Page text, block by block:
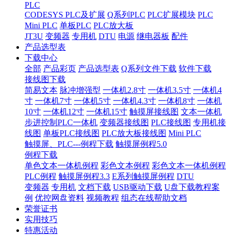
PLC
CODESYS PLC及扩展 Q系列PLC PLC扩展模块 PLC
Mini PLC 单板PLC PLC放大板
JT3U 变频器 专用机 DTU 电源 继电器板 配件
产品选型表
下载中心
全部 产品彩页 产品选型表 Q系列文件下载 软件下载
接线图下载
简易文本 脉冲增强型 一体机2.8寸 一体机3.5寸 一体机4
寸 一体机7寸 一体机5寸 一体机4.3寸 一体机8寸 一体机
10寸 一体机12寸 一体机15寸 触摸屏接线图 文本一体机
步进控制PLC一体机 变频器接线图 PLC接线图 专用机接
线图 单板PLC接线图 PLC放大板接线图 Mini PLC
触摸屏、PLC---例程下载 触摸屏例程5.0
例程下载
单色文本一体机例程 彩色文本例程 彩色文本一体机例程
PLC例程 触摸屏例程3.3 E系列触摸屏例程 DTU
变频器 专用机 文档下载 USB驱动下载 U盘下载教程案
例 优控网盘资料 视频教程 组态在线帮助文档
荣誉证书
实用技巧
特惠活动